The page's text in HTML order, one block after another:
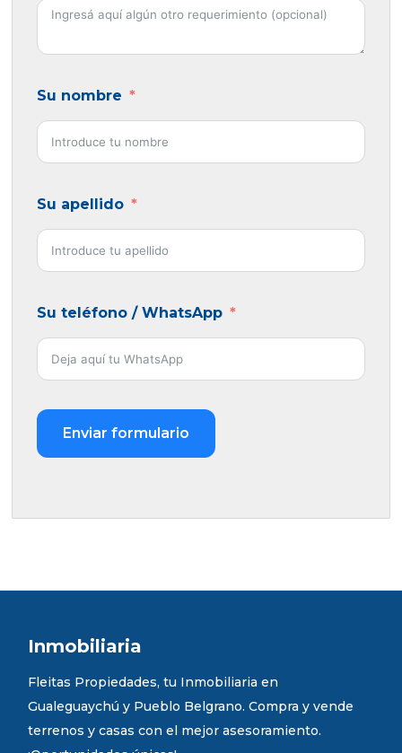
Su nombre
Su apellido
Su teléfono / WhatsApp
Enviar formulario
Inmobiliaria
Fleitas Propiedades, tu Inmobiliaria en
Gualeguaychú y Pueblo Belgrano. Compra y vende
terrenos y casas con el mejor asesoramiento.